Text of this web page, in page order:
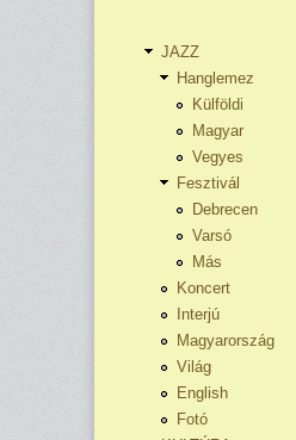
JAZZ
Hanglemez
Külföldi
Magyar
Vegyes
Fesztivál
Debrecen
Varsó
Más
Koncert
Interjú
Magyarország
Világ
English
Fotó